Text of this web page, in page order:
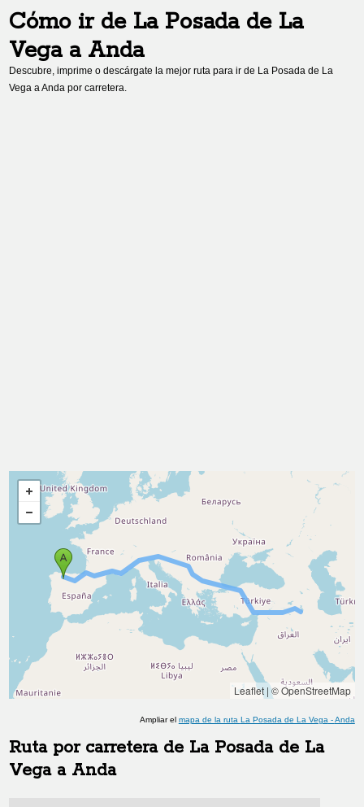
Cómo ir de La Posada de La
Vegaa Anda
Descubre, imprime o descárgate la mejor ruta para ir de La Posada de La
Vega aAnda por carretera.
Leaflet|© OpenStreetMap
Ampliar el mapa de la ruta La Posada de La Vega -Anda
Ruta por carretera de La Posada de La
Vegaa Anda